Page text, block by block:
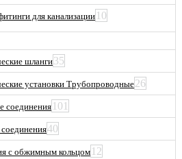
для канализации 10
шланги35
установки Трубопроводные26
соединения 101
40
с обжимным кольцом 12